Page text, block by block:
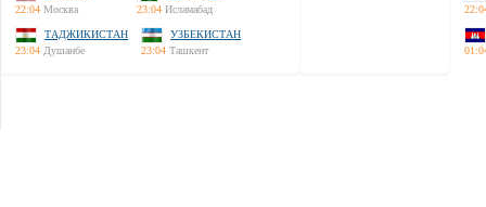
22:04 Москва
23:04 Исламабад
ТАДЖИКИСТАН
23:04 Душанбе
УЗБЕКИСТАН
23:04 Ташкент